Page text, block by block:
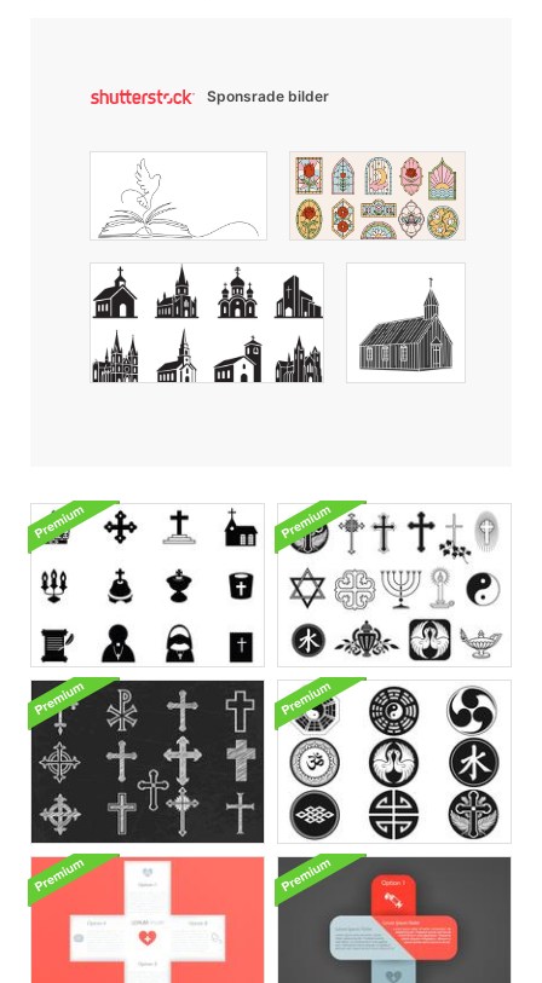
Sponsrade bilder